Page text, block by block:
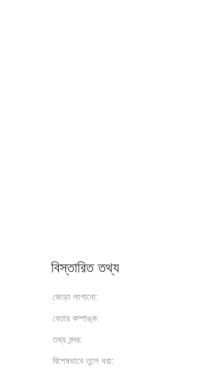
বিস্তারিত তথ্য
জোড়া লাগানো:
বেতার কম্পাঙ্ক:
তথ্য বন্দর:
বিশেষভাবে তুলে ধরা: